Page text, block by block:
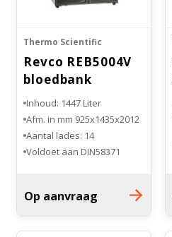
Thermo Scientific
Revco REB5004V
bloedbank
dubbeldeur
koelkast
Inhoud: 1447 Liter
Afm. in mm 925x1435x2012
Aantal lades: 14
Voldoet aan DIN58371
Op aanvraag